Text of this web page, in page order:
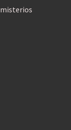
misterios